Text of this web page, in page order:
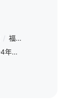
/ 福琼·费姆斯特
朗尼·霍金斯（威尔·法瑞尔 饰）曾是2004年排名第一的高尔夫选手，如今在球涯后期苦苦挣扎，试图找回往日光彩【嘿叭电影-1080P资源免费观看，无广告，不卡顿】身体告诉他应该要退休了，但他的内心认为一